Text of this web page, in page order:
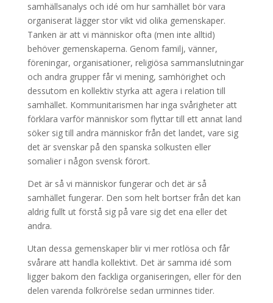
samhällsanalys och idé om hur samhället bör vara
organiserat lägger stor vikt vid olika gemenskaper.
Tanken är att vi människor ofta (men inte alltid)
behöver gemenskaperna. Genom familj, vänner,
föreningar, organisationer, religiösa sammanslutningar
och andra grupper får vi mening, samhörighet och
dessutom en kollektiv styrka att agera i relation till
samhället. Kommunitarismen har inga svårigheter att
förklara varför människor som flyttar till ett annat land
söker sig till andra människor från det landet, vare sig
det är svenskar på den spanska solkusten eller
somalier i någon svensk förort.
Det är så vi människor fungerar och det är så
samhället fungerar. Den som helt bortser från det kan
aldrig fullt ut förstå sig på vare sig det ena eller det
andra.
Utan dessa gemenskaper blir vi mer rotlösa och får
svårare att handla kollektivt. Det är samma idé som
ligger bakom den fackliga organiseringen, eller för den
delen varenda folkrörelse sedan urminnes tider.